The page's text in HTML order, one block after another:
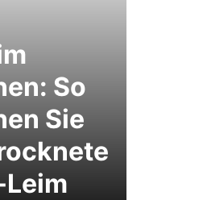
So
Sie